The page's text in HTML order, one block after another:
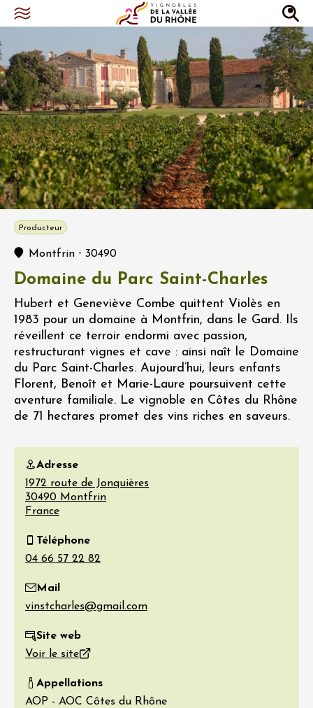
Producteur
Montfrin - 30490
Domaine du Parc Saint-Charles
Hubert et Geneviève Combe quittent Violès en
1983 pour un domaine à Montfrin, dans le Gard. Ils
réveillent ce terroir endormi avec passion,
restructurant vignes et cave : ainsi naît le Domaine
du Parc Saint-Charles. Aujourd’hui, leurs enfants
Florent, Benoît et Marie-Laure poursuivent cette
aventure familiale. Le vignoble en Côtes du Rhône
de 71 hectares promet des vins riches en saveurs.
Adresse
1972 route de Jonquières
30490 Montfrin
France
Téléphone
Mail
Site web
Voir le site
Appellations
AOP - AOC Côtes du Rhône